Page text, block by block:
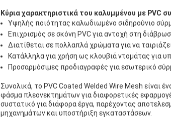
Κύρια χαρακτηριστικά του καλυμμένου με PVC
Υψηλής ποιότητας καλωδιωμένο σιδηρούνιο
Επιχρισμός σε σκόνη PVC για αντοχή στη
Διατίθεται σε πολλαπλά χρώματα για να
Κατάλληλα για χρήση ως κλουβιά ντομάτας για
Προσαρμόσιμες προδιαγραφές για εσωτερικό
Συνολικά, το PVC Coated Welded Wire Mesh είναι
φάσμα πλεονεκτημάτων για διαφορετικές
συστατικό για διάφορα έργα, παρέχοντας
μηχανημάτων και υποστήριξη εγκαταστάσεων.